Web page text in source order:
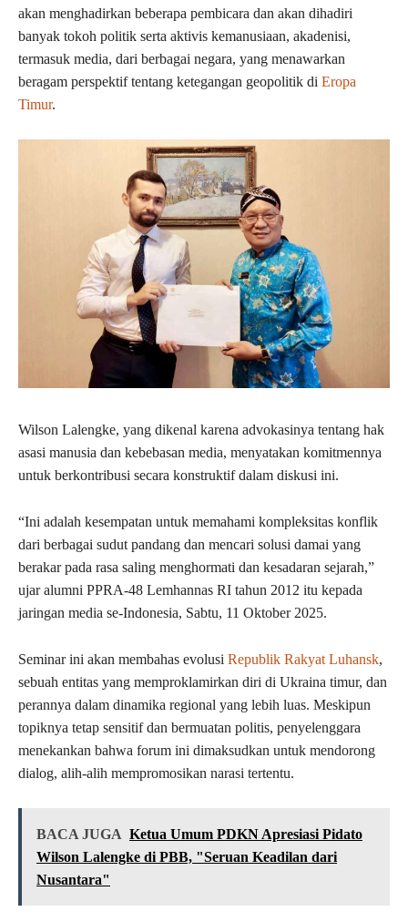
akan menghadirkan beberapa pembicara dan akan dihadiri
banyak tokoh politik serta aktivis kemanusiaan, akadenisi,
termasuk media, dari berbagai negara, yang menawarkan
beragam perspektif tentang ketegangan geopolitik di Eropa
Timur.
Wilson Lalengke, yang dikenal karena advokasinya tentang hak
asasi manusia dan kebebasan media, menyatakan komitmennya
untuk berkontribusi secara konstruktif dalam diskusi ini.
“Ini adalah kesempatan untuk memahami kompleksitas konflik
dari berbagai sudut pandang dan mencari solusi damai yang
berakar pada rasa saling menghormati dan kesadaran sejarah,”
ujar alumni PPRA-48 Lemhannas RI tahun 2012 itu kepada
jaringan media se-Indonesia, Sabtu, 11 Oktober 2025.
Seminar ini akan membahas evolusi Republik Rakyat Luhansk,
sebuah entitas yang memproklamirkan diri di Ukraina timur, dan
perannya dalam dinamika regional yang lebih luas. Meskipun
topiknya tetap sensitif dan bermuatan politis, penyelenggara
menekankan bahwa forum ini dimaksudkan untuk mendorong
dialog, alih-alih mempromosikan narasi tertentu.
BACA JUGA Ketua Umum PDKN Apresiasi Pidato
Wilson Lalengke di PBB, "Seruan Keadilan dari
Nusantara"